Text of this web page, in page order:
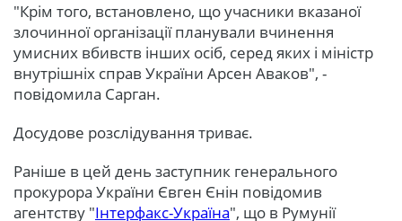
"Крім того, встановлено, що учасники вказаної
злочинної організації планували вчинення
умисних вбивств інших осіб, серед яких і міністр
внутрішніх справ України Арсен Аваков", -
повідомила Сарган.
Досудове розслідування триває.
Раніше в цей день заступник генерального
прокурора України Євген Єнін повідомив
агентству "Інтерфакс-Україна", що в Румунії